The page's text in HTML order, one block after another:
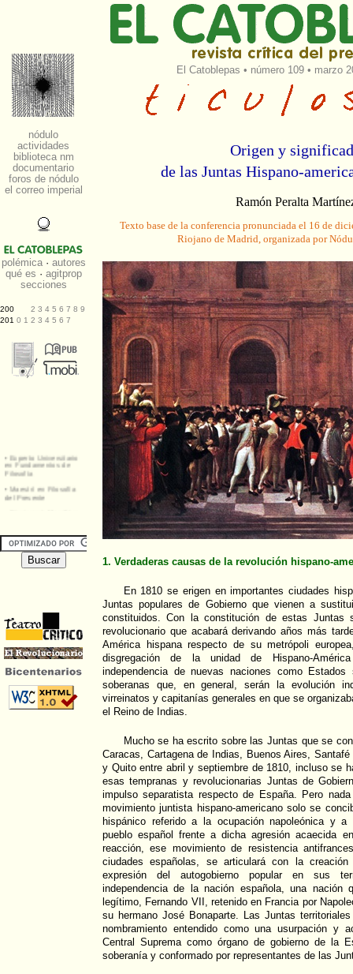
El Catoblepas • número 109 • marzo
Origen y
de las Juntas Hispano-
Ramón Peralta
Texto base de la conferencia pronunciada el 16 de
Riojano de Madrid, organizada por
1. Verdaderas causas de la revolución hispano-
En 1810 se erigen en importantes ciudades
Juntas populares de Gobierno que vienen a
constituidos. Con la constitución de estas Juntas
revolucionario que acabará derivando años más
América hispana respecto de su metrópoli
disgregación de la unidad de Hispano-
independencia de nuevas naciones como Estados
soberanas que, en general, serán la evolución
virreinatos y capitanías generales en que se
el Reino de Indias.
Mucho se ha escrito sobre las Juntas que se
Caracas, Cartagena de Indias, Buenos Aires,
y Quito entre abril y septiembre de 1810, incluso se
esas tempranas y revolucionarias Juntas de
impulso separatista respecto de España. Pero
movimiento juntista hispano-americano solo se
hispánico referido a la ocupación napoleónica y
pueblo español frente a dicha agresión acaecida
reacción, ese movimiento de resistencia
ciudades españolas, se articulará con la
expresión del autogobierno popular en sus
independencia de la nación española, una
legítimo, Fernando VII, retenido en Francia por
su hermano José Bonaparte. Las Juntas
nombramiento entendido como una usurpación y
Central Suprema como órgano de gobierno de la
soberanía y conformado por representantes de las